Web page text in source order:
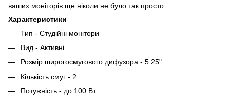
ваших моніторів ще ніколи не було так просто.
Характеристики
Тип - Студійні монітори
Вид - Активні
Розмір широгосмугового дифузора - 5.25"
Кількість смуг - 2
Потужність - до 100 Вт